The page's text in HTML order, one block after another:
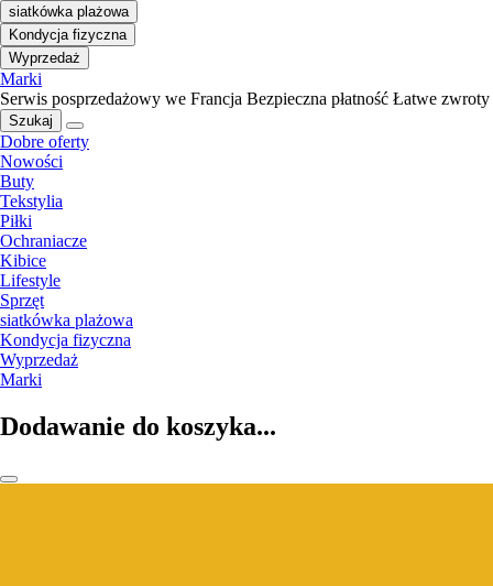
siatkówka plażowa
Kondycja fizyczna
Wyprzedaż
Marki
Serwis posprzedażowy we Francja Bezpieczna płatność Łatwe zwroty
Szukaj
Dobre oferty
Nowości
Buty
Tekstylia
Piłki
Ochraniacze
Kibice
Lifestyle
Sprzęt
siatkówka plażowa
Kondycja fizyczna
Wyprzedaż
Marki
Dodawanie do koszyka...